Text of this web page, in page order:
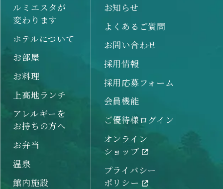
ルミエスタが
変わります
ホテルについて
お部屋
お料理
上高地ランチ
アレルギーを
お持ちの方へ
お弁当
温泉
館内施設
お知らせ
よくあるご質問
お問い合わせ
採用情報
採用応募フォーム
会員機能
ご優待様ログイン
オンライン
ショップ
プライバシー
ポリシー